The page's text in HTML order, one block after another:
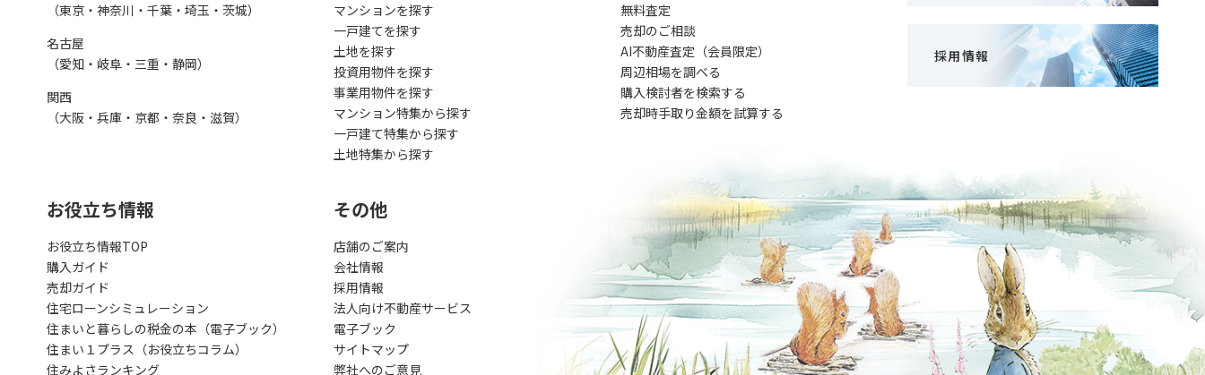
（東京・神奈川・千葉・埼玉・茨城）
名古屋
（愛知・岐阜・三重・静岡）
関西
（大阪・兵庫・京都・奈良・滋賀）
マンションを探す
一戸建てを探す
土地を探す
投資用物件を探す
事業用物件を探す
マンション特集から探す
一戸建て特集から探す
土地特集から探す
無料査定
売却のご相談
AI不動産査定（会員限定）
周辺相場を調べる
購入検討者を検索する
売却時手取り金額を試算する
採用情報
お役立ち情報
お役立ち情報TOP
購入ガイド
売却ガイド
住宅ローンシミュレーション
住まいと暮らしの税金の本（電子ブック）
住まい１プラス（お役立ちコラム）
住みよさランキング
その他
店舗のご案内
会社情報
採用情報
法人向け不動産サービス
電子ブック
サイトマップ
弊社へのご意見